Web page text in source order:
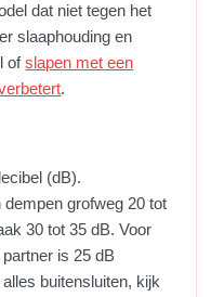
dat niet tegen het
slaaphouding en
ofslapen met een
.
(dB).
grofweg 20 tot
30 tot 35 dB. Voor
is 25 dB
buitensluiten, kijk